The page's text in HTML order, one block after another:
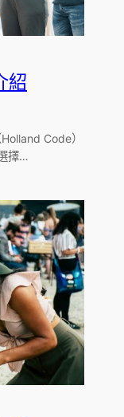
紹
Code）
擇…